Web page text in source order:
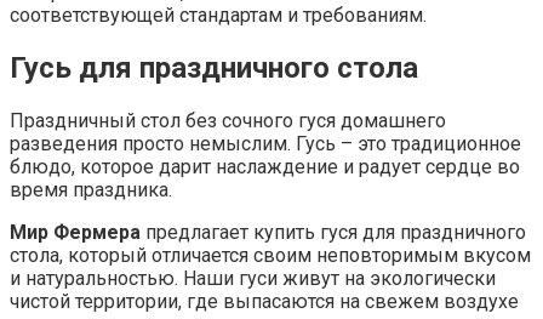
соответствующей стандартам и требованиям.
Гусь для праздничного стола
Праздничный стол без сочного гуся домашнего
разведения просто немыслим. Гусь – это традиционное
блюдо, которое дарит наслаждение и радует сердце во
время праздника.
Мир Фермера предлагает купить гуся для праздничного
стола, который отличается своим неповторимым вкусом
и натуральностью. Наши гуси живут на экологически
чистой территории, где выпасаются на свежем воздухе